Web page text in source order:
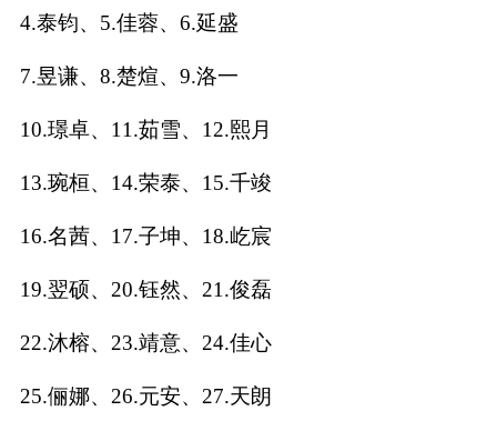
打
分
男孩名字打分
女孩名字打分
4.泰钧、5.佳蓉、6.延盛
7.昱谦、8.楚煊、9.洛一
10.璟卓、11.茹雪、12.熙月
13.琬桓、14.荣泰、15.千竣
16.名茜、17.子坤、18.屹宸
19.翌硕、20.钰然、21.俊磊
22.沐榕、23.靖意、24.佳心
25.俪娜、26.元安、27.天朗